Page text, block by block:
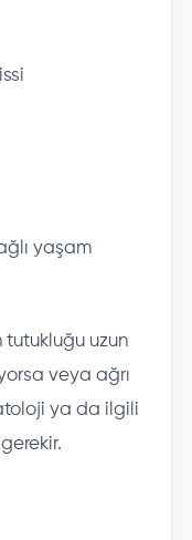
yaşam
tutukluğu uzun
veya ağrı
ya da ilgili